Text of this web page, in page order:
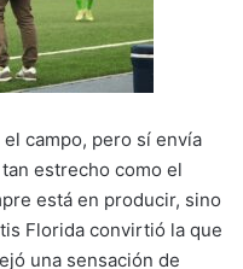
campo, pero sí envía
estrecho como el
está en producir, sino
Florida convirtió la que
una sensación de